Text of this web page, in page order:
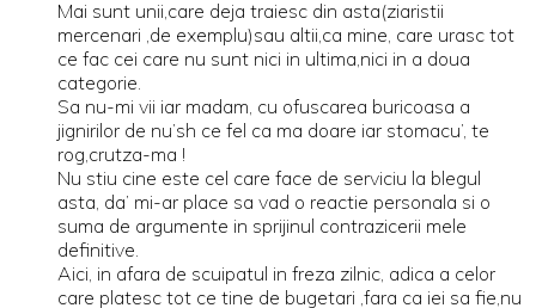
Mai sunt unii,care deja traiesc din asta(ziaristii
mercenari ,de exemplu)sau altii,ca mine, care urasc tot
ce fac cei care nu sunt nici in ultima,nici in a doua
categorie.
Sa nu-mi vii iar madam, cu ofuscarea buricoasa a
jignirilor de nu’sh ce fel ca ma doare iar stomacu’, te
rog,crutza-ma !
Nu stiu cine este cel care face de serviciu la blegul
asta, da’ mi-ar place sa vad o reactie personala si o
suma de argumente in sprijinul contrazicerii mele
definitive.
Aici, in afara de scuipatul in freza zilnic, adica a celor
care platesc tot ce tine de bugetari ,fara ca iei sa fie,nu